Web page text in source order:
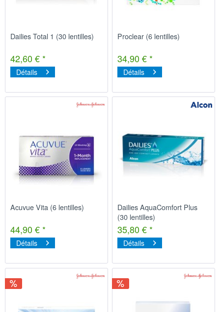
Dailies Total 1 (30 lentilles)
42,60 € *
Détails
Proclear (6 lentilles)
34,90 € *
Détails
Acuvue Vita (6 lentilles)
44,90 € *
Détails
Dailies AquaComfort Plus
(30 lentilles)
35,80 € *
Détails